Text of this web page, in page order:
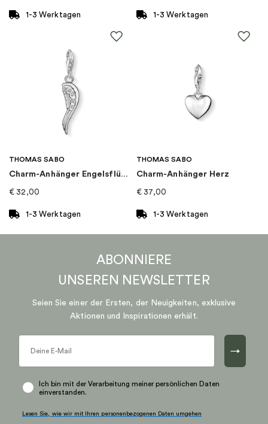
1-3 Werktagen 1-3 Werktagen
THOMAS SABO
Charm-Anhänger Engelsflügel
€ 32,00
1-3 Werktagen
THOMAS SABO
Charm-Anhänger Herz
€ 37,00
1-3 Werktagen
ABONNIERE
UNSEREN NEWSLETTER
Seien Sie einer der Ersten, der Neuigkeiten, exklusive
Aktionen und Inspirationen erhält.
→
Ich bin mit der Verarbeitung meiner persönlichen Daten
einverstanden.
Lesen Sie, wie wir mit Ihren personenbezogenen Daten umgehen